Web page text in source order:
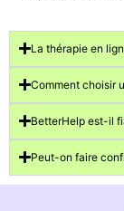
La thérapie en
Comment choisir
BetterHelp est-il
Peut-on faire